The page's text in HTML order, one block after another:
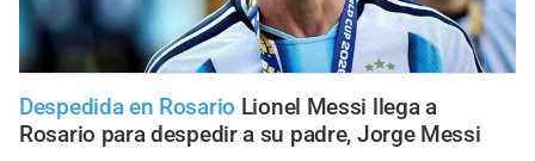
Despedida en Rosario Lionel Messi llega a
Rosario para despedir a su padre, Jorge Messi